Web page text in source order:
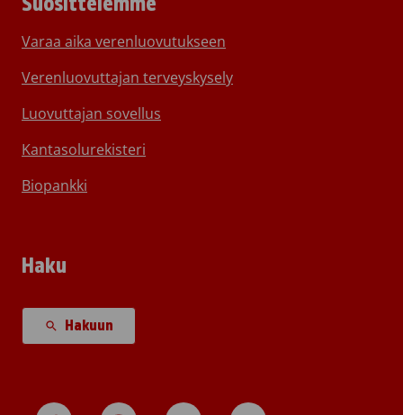
Varaa aika verenluovutukseen
Verenluovuttajan terveyskysely
Luovuttajan sovellus
Kantasolurekisteri
Biopankki
Haku
Hakuun